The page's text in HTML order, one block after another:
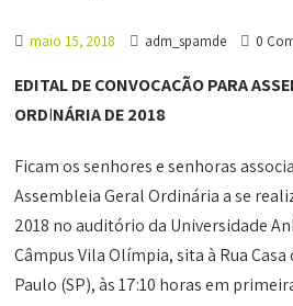
maio 15, 2018 adm_spamde 0
EDITAL DE CONVOCAÇÃOPARA
ORDINÁRIA DE 2018
Ficam os senhores e senhoras
Assembleia Geral Ordinária a se
2018 no auditório da Universidade
Câmpus Vila Olímpia, sita à Rua
Paulo (SP), às 17:10 horas em